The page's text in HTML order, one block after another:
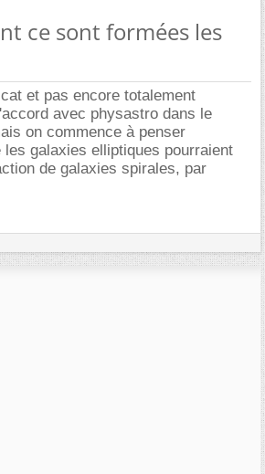
ce sont formées les
et pas encore totalement
avec physastro dans le
on commence à penser
les galaxies elliptiques pourraient
de galaxies spirales, par